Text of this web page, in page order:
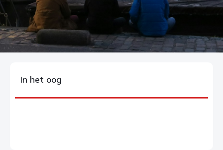
In het oog